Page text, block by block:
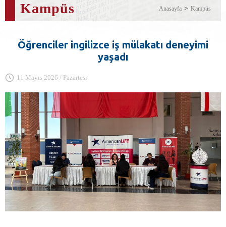
Kampüs Anasayfa Kampüs
Öğrenciler ingilizce iş mülakatı deneyimi
yaşadı
11 Mayıs 2026 / Pazartesi